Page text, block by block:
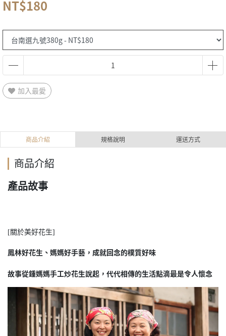
NT$180
加入最愛
商品介紹 規格說明 運送方式
商品介紹
產品故事
[關於美好花生]
鳳林好花生 、 媽媽好手藝 ， 成就回念的樸質好味
故事從鍾媽媽手工炒花生說起 ， 代代相傳的生活點滴最是令人懷念